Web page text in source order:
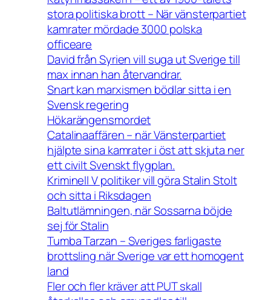
stora politiska brott – När vänsterpartiet
kamrater mördade 3000 polska
officeare
David från Syrien vill suga ut Sverige till
max innan han återvandrar.
Snart kan marxismen bödlar sitta i en
Svensk regering
Hökarängensmordet
Catalinaaffären – när Vänsterpartiet
hjälpte sina kamrater i öst att skjuta ner
ett civilt Svenskt flygplan.
Kriminell V politiker vill göra Stalin Stolt
och sitta i Riksdagen
Baltutlämningen, när Sossarna böjde
sej för Stalin
Tumba Tarzan – Sveriges farligaste
brottsling när Sverige var ett homogent
land
Fler och fler kräver att PUT skall